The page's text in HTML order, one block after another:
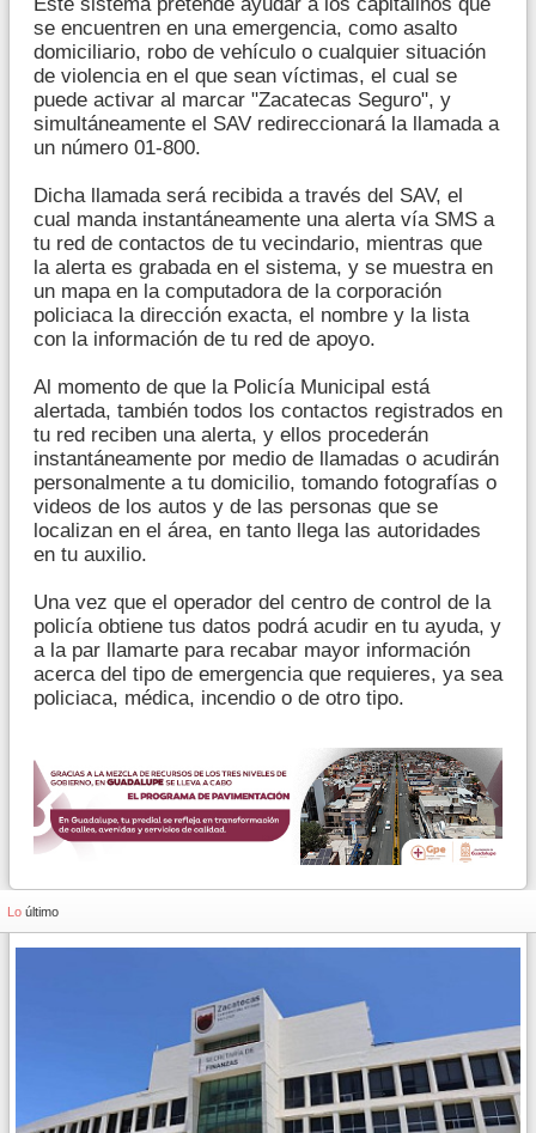
se encuentren en una emergencia, como asalto
domiciliario, robo de vehículo o cualquier situación
de violencia en el que sean víctimas, el cual se
puede activar al marcar "Zacatecas Seguro", y
simultáneamente el SAV redireccionará la llamada a
un número 01-800.
Dicha llamada será recibida a través del SAV, el
cual manda instantáneamente una alerta vía SMS a
tu red de contactos de tu vecindario, mientras que
la alerta es grabada en el sistema, y se muestra en
un mapa en la computadora de la corporación
policiaca la dirección exacta, el nombre y la lista
con la información de tu red de apoyo.
Al momento de que la Policía Municipal está
alertada, también todos los contactos registrados en
tu red reciben una alerta, y ellos procederán
instantáneamente por medio de llamadas o acudirán
personalmente a tu domicilio, tomando fotografías o
videos de los autos y de las personas que se
localizan en el área, en tanto llega las autoridades
en tu auxilio.
Una vez que el operador del centro de control de la
policía obtiene tus datos podrá acudir en tu ayuda, y
a la par llamarte para recabar mayor información
acerca del tipo de emergencia que requieres, ya sea
policiaca, médica, incendio o de otro tipo.
Lo último